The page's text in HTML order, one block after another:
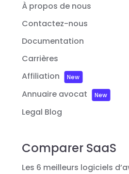
À propos de nous
Contactez-nous
Documentation
Carrières
Affiliation
New
Annuaire avocat New
Legal Blog
Comparer SaaS
Les 6 meilleurs logiciels